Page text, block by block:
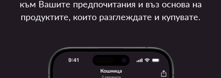
към Вашите предпочитания и въз основа на
продуктите, които разглеждате и купувате.